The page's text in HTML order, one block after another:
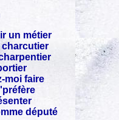
un métier
charcutier
moi faire
député